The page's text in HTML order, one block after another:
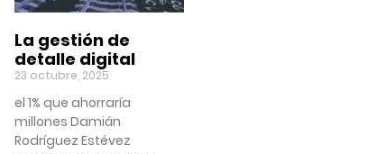
La gestión de
detalle digital
23 octubre, 2025
el 1% que ahorraría
millones Damián
Rodríguez Estévez